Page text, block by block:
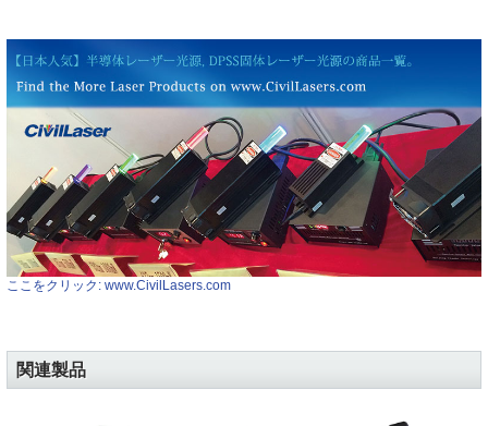
ここをクリック: www.CivilLasers.com
関連製品